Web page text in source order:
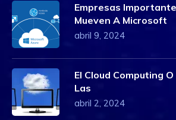
Empresas
Mueven A Microsoft
abril 9, 2024
El Cloud Computing O
Las
abril 2, 2024